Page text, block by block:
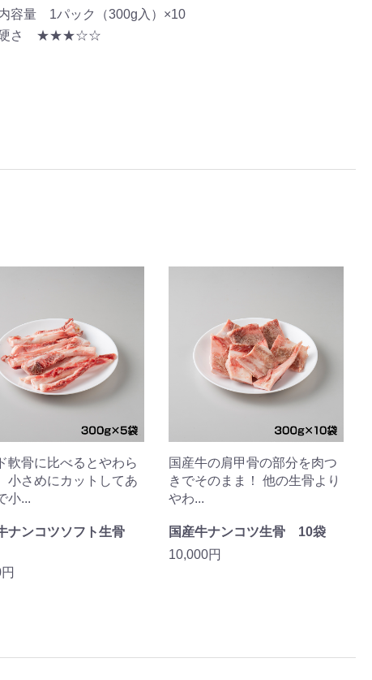
容量 1パック（300g入）×10
さ ★★★☆☆
軟骨に比べるとやわら
小さめにカットしてあ
小...
ナンコツソフト生骨
国産牛の肩甲骨の部分を肉つ
きでそのまま！ 他の生骨より
やわ...
国産牛ナンコツ生骨 10袋
10,000円